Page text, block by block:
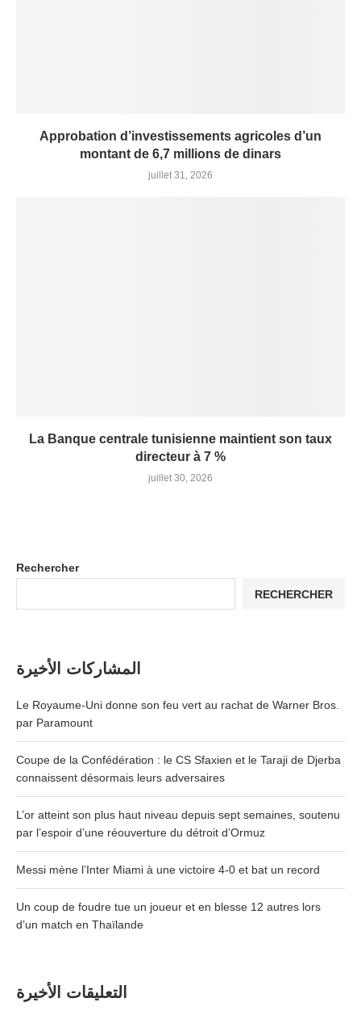
Approbation d’investissements agricoles d’un
montant de 6,7 millions de dinars
juillet 31, 2026
La Banque centrale tunisienne maintient son taux
directeur à 7 %
juillet 30, 2026
Rechercher
RECHERCHER
المشاركات الأخيرة
Le Royaume-Uni donne son feu vert au rachat de Warner Bros.
par Paramount
Coupe de la Confédération : le CS Sfaxien et le Taraji de Djerba
connaissent désormais leurs adversaires
L’or atteint son plus haut niveau depuis sept semaines, soutenu
par l’espoir d’une réouverture du détroit d’Ormuz
Messi mène l’Inter Miami à une victoire 4-0 et bat un record
Un coup de foudre tue un joueur et en blesse 12 autres lors
d’un match en Thaïlande
التعليقات الأخيرة